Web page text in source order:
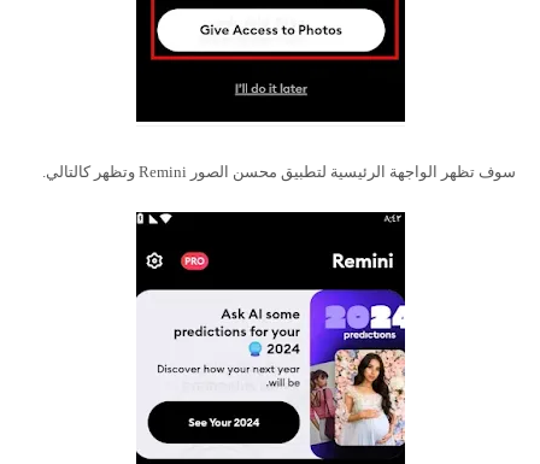
سوف تظهر الواجهة الرئيسية لتطبيق محسن الصور Remini وتظهر كالتالي.